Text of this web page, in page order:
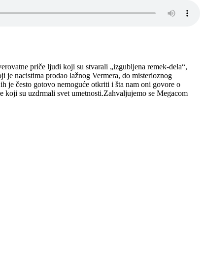
priče ljudi koji su stvarali „izgubljena remek-dela“,
je nacistima prodao lažnog Vermera, do misterioznog
je često gotovo nemoguće otkriti i šta nam oni govore o
su uzdrmali svet umetnosti.Zahvaljujemo se Megacom